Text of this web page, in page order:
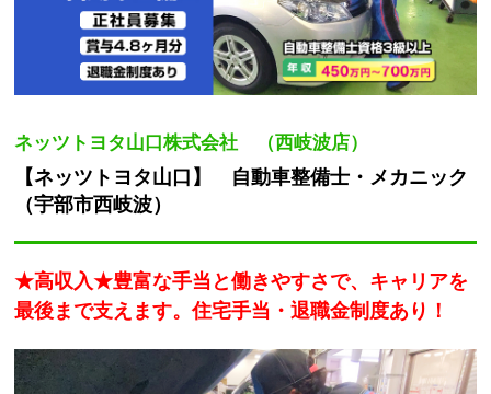
ネッツトヨタ山口株式会社 （西岐波店）
【ネッツトヨタ山口】 自動車整備士・メカニック
（宇部市西岐波）
★高収入★豊富な手当と働きやすさで、キャリアを
最後まで支えます。住宅手当・退職金制度あり！